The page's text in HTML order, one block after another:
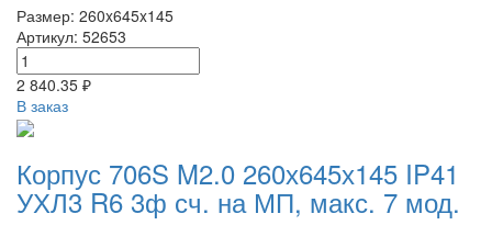
Размер: 260x645x145
Артикул: 52653
2 840.35 ₽
В заказ
Корпус 706S M2.0 260х645х145 IP41
УХЛ3 R6 3ф сч. на МП, макс. 7 мод.